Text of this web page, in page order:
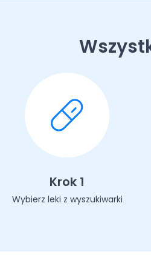
Krok 1
Wybierz leki z wyszukiwarki